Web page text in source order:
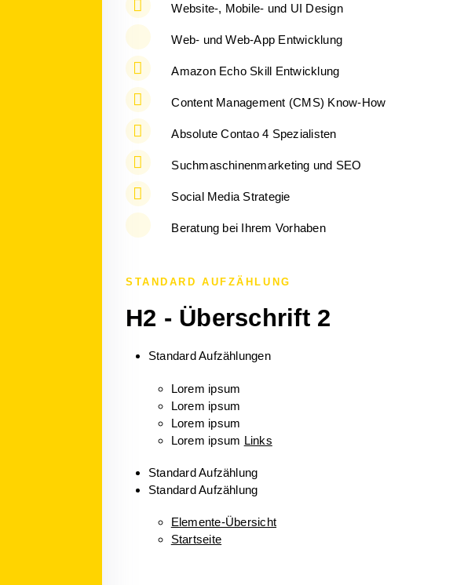
Website-, Mobile- und UI Design
Web- und Web-App Entwicklung
Amazon Echo Skill Entwicklung
Content Management (CMS) Know-How
Absolute Contao 4 Spezialisten
Suchmaschinenmarketing und SEO
Social Media Strategie
Beratung bei Ihrem Vorhaben
STANDARD AUFZÄHLUNG
H2 - Überschrift 2
Standard Aufzählungen
Lorem ipsum
Lorem ipsum
Lorem ipsum
Lorem ipsum Links
Standard Aufzählung
Standard Aufzählung
Elemente-Übersicht
Startseite